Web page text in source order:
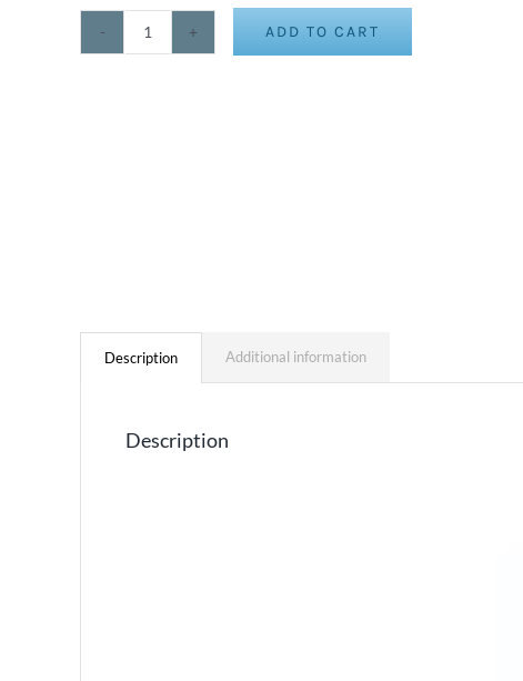
LASERVET
ADD TO CART
Description Additional information
Description